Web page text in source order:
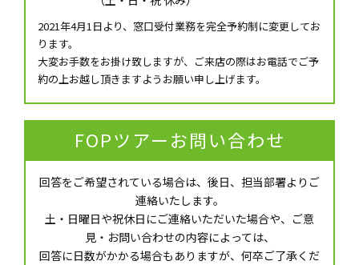
2021年4月1日より、窓口受付業務を完全予約制に変更してお
ります。
大変お手数をお掛け致しますが、ご来店の際はお電話でご予
約の上お越し頂きますようお願い申し上げます。
FOPツアーお問い合わせ
回答をご希望されている場合は、後日、担当部署よりご
連絡いたします。
土・日曜日や祝休日にご連絡いただいた場合や、ご意
見・お問い合わせの内容によっては、
回答に日数がかかる場合もありますが、何卒ご了承くだ